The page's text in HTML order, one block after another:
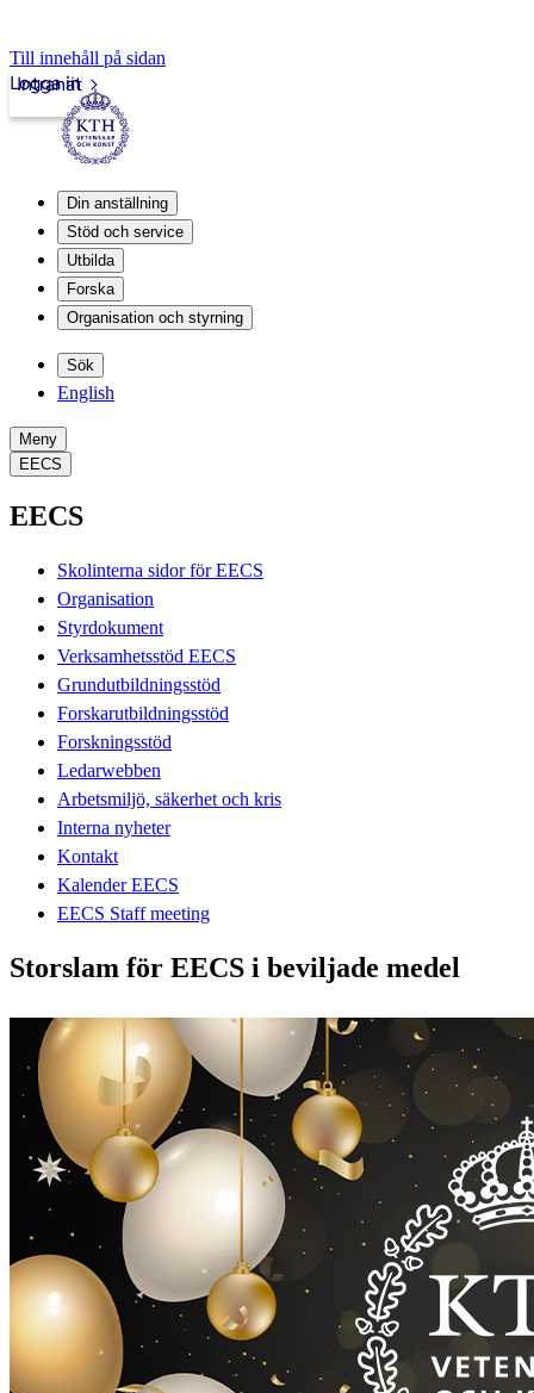
Till innehåll på sidan
Intranät
Logga in
Din anställning
Stöd och service
Utbilda
Forska
Organisation och styrning
Sök
English
Meny
EECS
EECS
Skolinterna sidor för EECS
Organisation
Styrdokument
Verksamhetsstöd EECS
Grundutbildningsstöd
Forskarutbildningsstöd
Forskningsstöd
Ledarwebben
Arbetsmiljö, säkerhet och kris
Interna nyheter
Kontakt
Kalender EECS
EECS Staff meeting
Storslam för EECS i beviljade medel